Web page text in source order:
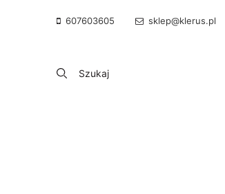
607603605 sklep@klerus.pl